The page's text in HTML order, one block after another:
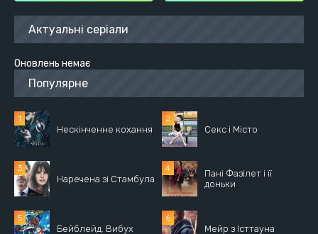
Актуальні серіали
Оновлень немає
Популярне
Нескінченне кохання Секс і Місто
Наречена зі Стамбула
Пані Фазілет і її
доньки
Бейблейд. Вибух Мейр з Істтауна